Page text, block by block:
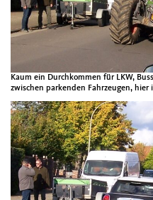
Kaum ein Durchkommen für LKW,
zwischen parkenden Fahrzeugen, hier